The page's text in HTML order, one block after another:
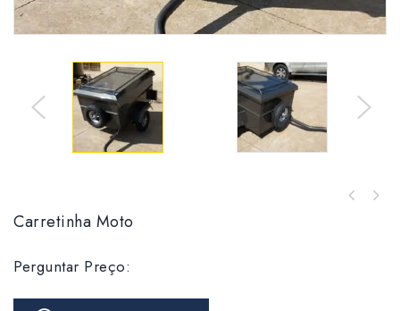
Carretinha Moto
Perguntar Preço: